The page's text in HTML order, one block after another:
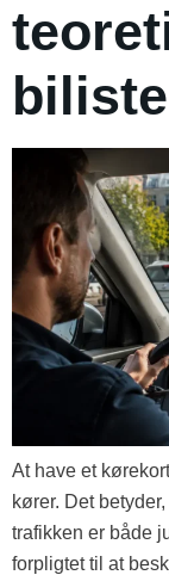
At have et
kører. Det
trafikken er både
forpligtet til at